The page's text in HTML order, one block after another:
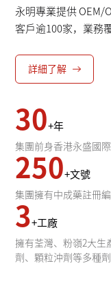
永明專業提供 OEM/
客戶逾100家，業務
詳細了解
30+年
集團前身香港永盛國
250+文號
集團擁有中成藥註冊
3+工廠
擁有荃灣、粉嶺2大生
劑、顆粒沖劑等多種